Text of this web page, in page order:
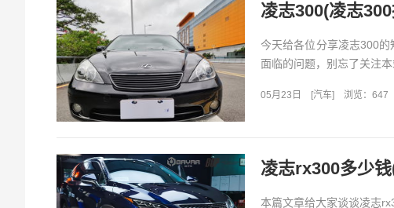
凌志300(凌志
今天给各位分享凌志300
面临的问题，别忘了关注
05月23日 [汽车] 浏览：647
凌志rx300多少
本篇文章给大家谈谈凌志